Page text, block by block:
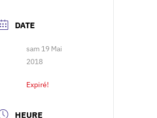
DATE
sam 19 Mai
2018
Expiré!
HEURE